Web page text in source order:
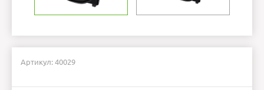
Артикул: 40029